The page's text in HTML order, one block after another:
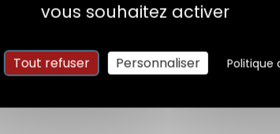
vous souhaitez activer
Tout refuser Personnaliser Politique